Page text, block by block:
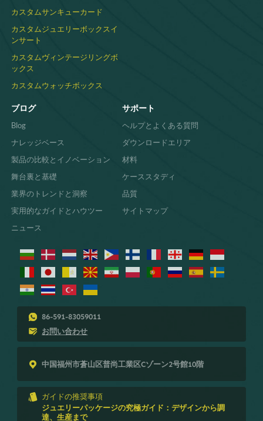
カスタムサンキューカード
カスタムジュエリーボックスイ
ンサート
カスタムヴィンテージリングボ
ックス
カスタムウォッチボックス
ブログ
Blog
ナレッジベース
製品の比較とイノベーション
舞台裏と基礎
業界のトレンドと洞察
実用的なガイドとハウツー
ニュース
サポート
ヘルプとよくある質問
ダウンロードエリア
材料
ケーススタディ
品質
サイトマップ
86-591-83059011
お問い合わせ
中国福州市蒼山区普尚工業区Cゾーン2号館10階
ガイドの推奨事項
ジュエリーパッケージの究極ガイド：デザインから調
達、生産まで